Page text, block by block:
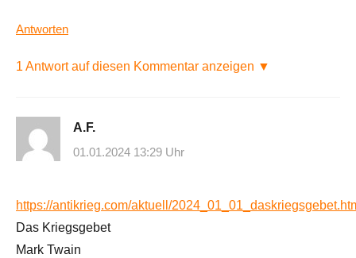
Antworten
1 Antwort auf diesen Kommentar anzeigen ▼
A.F.
01.01.2024 13:29 Uhr
https://antikrieg.com/aktuell/
Das Kriegsgebet
Mark Twain